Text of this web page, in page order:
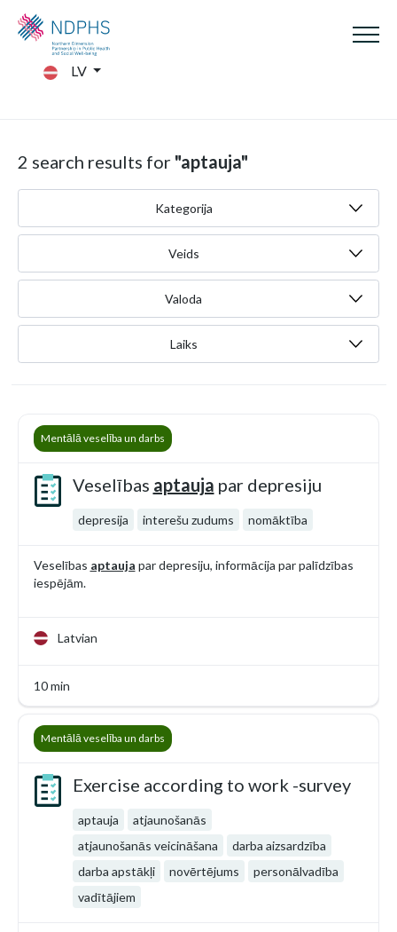
LV
2 search results for "aptauja"
Kategorija
Veids
Valoda
Laiks
Veselības aptauja par depresiju
depresija interešu zudums nomāktība
Veselības aptauja par depresiju, informācija par palīdzības
iespējām.
Latvian
10 min
Mentālā veselība un darbs
Exercise according to work -survey
aptauja
atjaunošanās
atjaunošanās veicināšana
darba aizsardzība
darba apstākļi
novērtējums
personālvadība
vadītājiem
Mentālā veselība un darbs